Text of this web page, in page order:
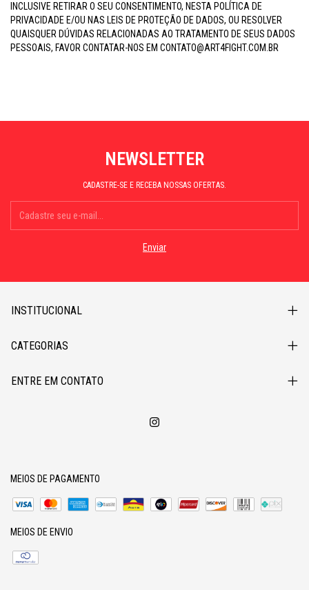
INCLUSIVE RETIRAR O SEU CONSENTIMENTO, NESTA POLÍTICA DE
PRIVACIDADE E/OU NAS LEIS DE PROTEÇÃO DE DADOS, OU RESOLVER
QUAISQUER DÚVIDAS RELACIONADAS AO TRATAMENTO DE SEUS DADOS
PESSOAIS, FAVOR CONTATAR-NOS EM CONTATO@ART4FIGHT.COM.BR
NEWSLETTER
CADASTRE-SE E RECEBA NOSSAS OFERTAS.
INSTITUCIONAL
CATEGORIAS
ENTRE EM CONTATO
MEIOS DE PAGAMENTO
MEIOS DE ENVIO